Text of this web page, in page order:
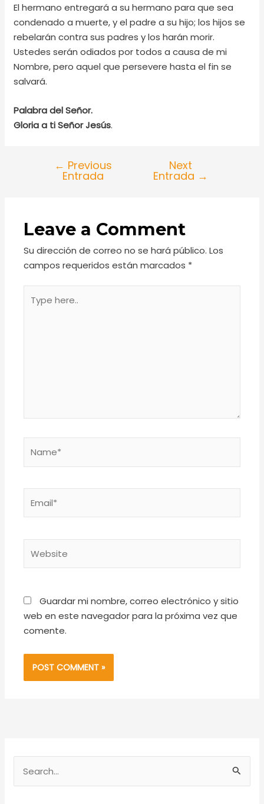
El hermano entregará a su hermano para que sea
condenado a muerte, y el padre a su hijo; los hijos se
rebelarán contra sus padres y los harán morir.
Ustedes serán odiados por todos a causa de mi
Nombre, pero aquel que persevere hasta el fin se
salvará.
Palabra del Señor.
Gloria a ti Señor Jesús.
← Previous
Entrada
Next
Entrada →
Leave a Comment
Su dirección de correo no se hará público. Los
campos requeridos están marcados *
here..
Guardar mi nombre, correo electrónico y sitio
web en este navegador para la próxima vez que
comente.